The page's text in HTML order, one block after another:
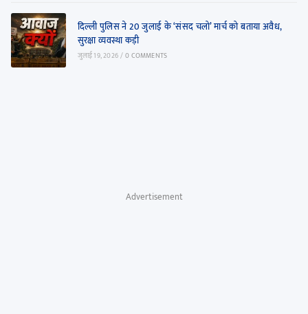
दिल्ली पुलिस ने 20 जुलाई के ‘संसद चलो’ मार्च को बताया अवैध,
सुरक्षा व्यवस्था कड़ी
जुलाई 19, 2026/0 COMMENTS
Advertisement